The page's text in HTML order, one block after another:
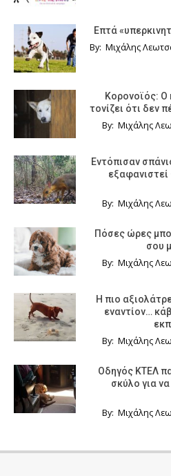
Επτά
By: Μιχάλης
Κορονοϊός: Ο
τονίζει ότι δεν
By: Μιχάλης
Εντόπισαν
εξαφανιστεί
By: Μιχάλης
Πόσες ώρες
σου
By: Μιχάλης
Η πιο
εναντίον…
By: Μιχάλης
Οδηγός KTΕΛ
σκύλο για
By: Μιχάλης